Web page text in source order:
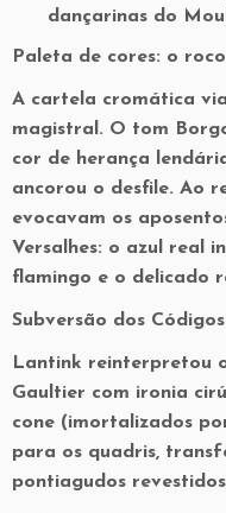
dançarinas do
Paleta de cores: o
A cartela cromática
magistral. O tom
cor de herança
ancorou o desfile. Ao
evocavam os
Versalhes: o azul real
flamingo e o delicado
Subversão dos
Lantink reinterpretou
Gaultier com ironia
cone (imortalizados
para os quadris,
pontiagudos